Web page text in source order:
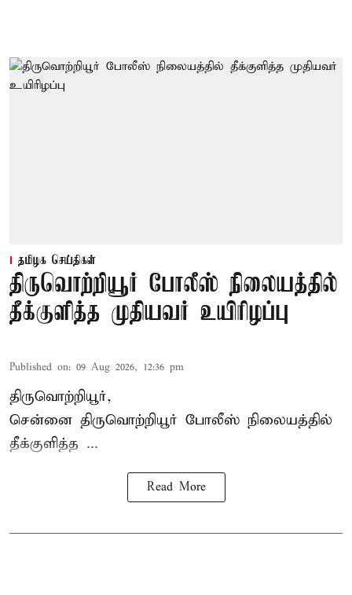
தமிழக செய்திகள்
திருவொற்றியூர் போலீஸ் நிலையத்தில்
தீக்குளித்த முதியவர் உயிரிழப்பு
Published on: 09 Aug 2026, 12:36 pm
திருவொற்றியூர்,
சென்னை திருவொற்றியூர் போலீஸ் நிலையத்தில்
தீக்குளித்த ...
Read More